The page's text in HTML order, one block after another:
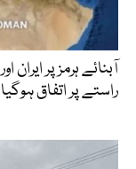
آبنائے ہرمز پر
راستے پر اتفاق ہوگیا